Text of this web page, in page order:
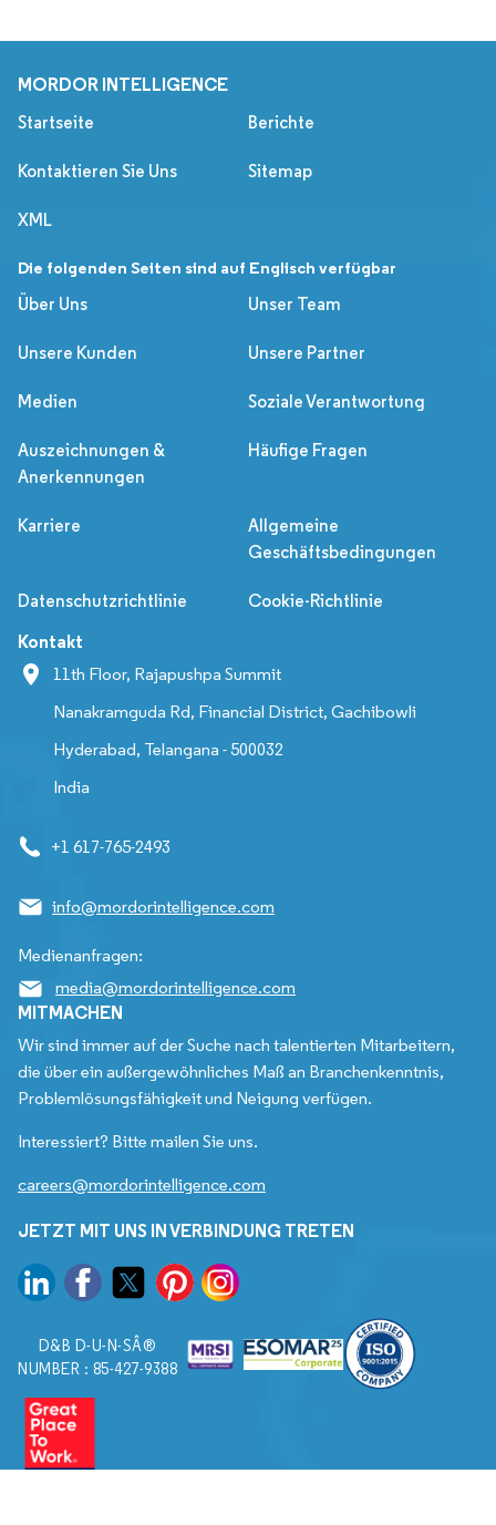
MORDOR INTELLIGENCE
Startseite Berichte
Kontaktieren Sie Uns Sitemap
XML
Die folgenden Seiten sind auf Englisch verfügbar
Über Uns
Unser Team
Unsere Kunden Unsere Partner
Medien Soziale Verantwortung
Auszeichnungen &
Anerkennungen
Häufige Fragen
Karriere
Allgemeine
Geschäftsbedingungen
Datenschutzrichtlinie Cookie-Richtlinie
Kontakt
11th Floor, Rajapushpa Summit
Nanakramguda Rd, Financial District, Gachibowli
Hyderabad, Telangana - 500032
India
+1 617-765-2493
info@mordorintelligence.com
Medienanfragen:
media@mordorintelligence.com
MITMACHEN
Wir sind immer auf der Suche nach talentierten Mitarbeitern,
die über ein außergewöhnliches Maß an Branchenkenntnis,
Problemlösungsfähigkeit und Neigung verfügen.
Interessiert? Bitte mailen Sie uns.
careers@mordorintelligence.com
JETZT MIT UNS IN VERBINDUNG TRETEN
D&B D-U-N-SÂ®
NUMBER : 85-427-9388